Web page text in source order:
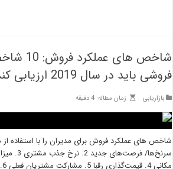
شاخص
فروشی باید در سال 2019 ارزیابی کند
بازاریابی زمان مطاله: 4 دقیقه
سرنخ‌ها/